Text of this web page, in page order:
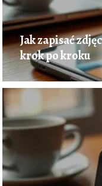
Jak zapisać
krok po kroku